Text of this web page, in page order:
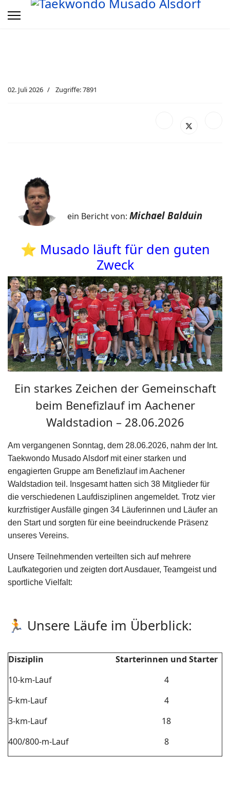
02. Juli 2026 Zugriffe: 7891
ein Bericht von: Michael Balduin
⭐ Musado läuft für den guten
Zweck
Ein starkes Zeichen der Gemeinschaft
beim Benefizlauf im Aachener
Waldstadion – 28.06.2026
Am vergangenen Sonntag, dem 28.06.2026, nahm der Int.
Taekwondo Musado Alsdorf mit einer starken und
engagierten Gruppe am Benefizlauf im Aachener
Waldstadion teil. Insgesamt hatten sich 38 Mitglieder für
die verschiedenen Laufdisziplinen angemeldet. Trotz vier
kurzfristiger Ausfälle gingen 34 Läuferinnen und Läufer an
den Start und sorgten für eine beeindruckende Präsenz
unseres Vereins.
Unsere Teilnehmenden verteilten sich auf mehrere
Laufkategorien und zeigten dort Ausdauer, Teamgeist und
sportliche Vielfalt:
🏃 Unsere Läufe im Überblick:
Disziplin
Starterinnen und Starter
10-km-Lauf
4
5-km-Lauf
4
3-km-Lauf
18
400/800-m-Lauf
8